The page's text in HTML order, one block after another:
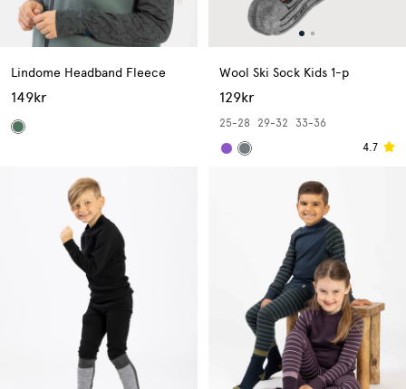
Lindome Headband Fleece
149kr
Wool Ski Sock Kids 1-p
129kr
25-28 29-32
33-36
4.7